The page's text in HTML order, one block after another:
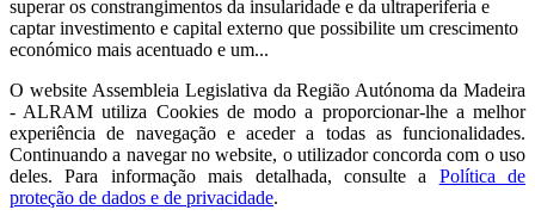
superar os constrangimentos da insularidade e da ultraperiferia e
captar investimento e capital externo que possibilite um crescimento
económico mais acentuado e um...
O website Assembleia Legislativa da Região Autónoma da Madeira
- ALRAM utiliza Cookies de modo a proporcionar-lhe a melhor
experiência de navegação e aceder a todas as funcionalidades.
Continuando a navegar no website, o utilizador concorda com o uso
deles. Para informação mais detalhada, consulte a
Política de
proteção de dados e de privacidade.